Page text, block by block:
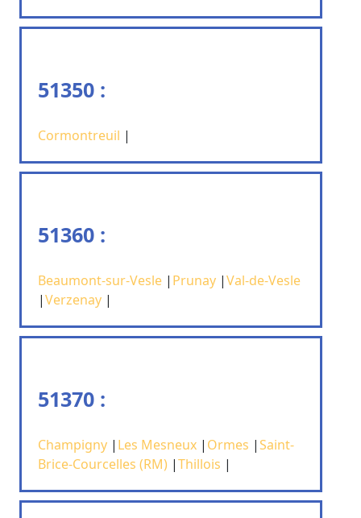
51350 :
Cormontreuil |
51360 :
Beaumont-sur-Vesle | Prunay |Val-de-Vesle
|Verzenay |
51370 :
Champigny | Les Mesneux | Ormes |Saint-
Brice-Courcelles (RM) |Thillois |